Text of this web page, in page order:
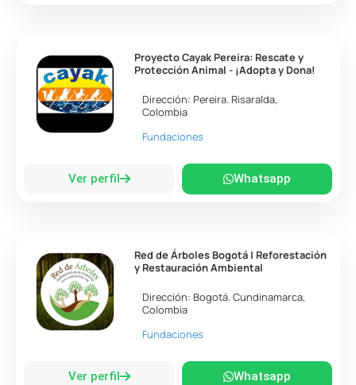
Proyecto Cayak Pereira: Rescate y
Protección Animal - ¡Adopta y Dona!
Dirección: Pereira. Risaralda,
Colombia
Fundaciones
Ver perfil Whatsapp
Red de Árboles Bogotá | Reforestación
y Restauración Ambiental
Dirección: Bogotá.Cundinamarca,
Colombia
Fundaciones
Ver perfil Whatsapp